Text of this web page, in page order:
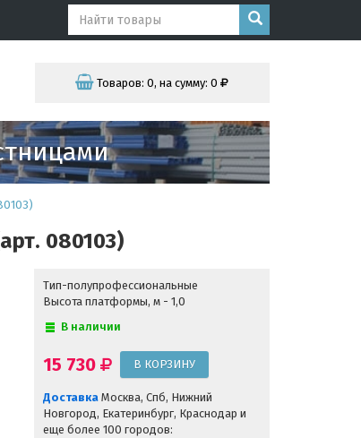
Товаров:0, на сумму:0
080103)
Тип-полупрофессиональные
Высота платформы, м - 1,0
В наличии
15 730
Доставка Москва, Спб, Нижний
Новгород, Екатеринбург, Краснодар и
еще более 100 городов: